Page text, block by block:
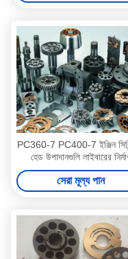
PC360-7 PC400-7 ইঞ্জিন
হেড উপাদানগুলি লাইবারের
যন্ত্রপাতি জন্য
সেরা মূল্য পান